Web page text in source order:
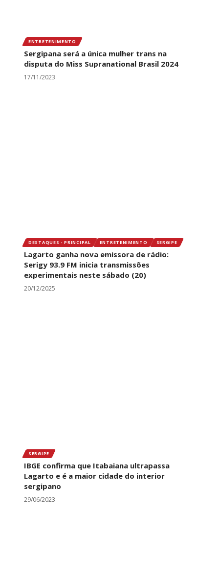
ENTRETENIMENTO
Sergipana será a única mulher trans na
disputa do Miss Supranational Brasil 2024
17/11/2023
DESTAQUES - PRINCIPAL ENTRETENIMENTO SERGIPE
Lagarto ganha nova emissora de rádio:
Serigy 93.9 FM inicia transmissões
experimentais neste sábado (20)
20/12/2025
SERGIPE
IBGE confirma que Itabaiana ultrapassa
Lagarto e é a maior cidade do interior
sergipano
29/06/2023